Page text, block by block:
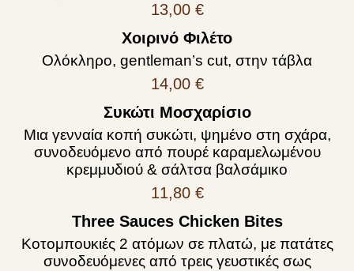
13,00 €
Χοιρινό Φιλέτο
Ολόκληρο, gentleman’s cut, στην τάβλα
14,00 €
Συκώτι Μοσχαρίσιο
Μια γενναία κοπή συκώτι, ψημένο στη σχάρα,
συνοδευόμενο από πουρέ καραμελωμένου
κρεμμυδιού & σάλτσα βαλσάμικο
11,80 €
Three Sauces Chicken Bites
Κοτομπουκιές 2 ατόμων σε πλατώ, με πατάτες
συνοδευόμενες από τρεις γευστικές σως